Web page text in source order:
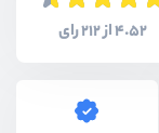
4.52 از 212 رای